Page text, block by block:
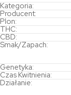
Kategoria:
Producent:
Plon:
THC:
CBD:
Smak/Zapach:
Genetyka:
Czas Kwitnienia:
Działanie: